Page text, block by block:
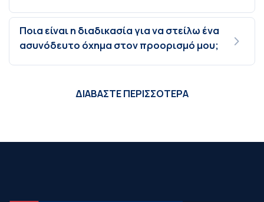
Ποια είναι η διαδικασία για να στείλω ένα
ασυνόδευτο όχημα στον προορισμό μου;
ΔΙΑΒΑΣΤΕ ΠΕΡΙΣΣΟΤΕΡΑ